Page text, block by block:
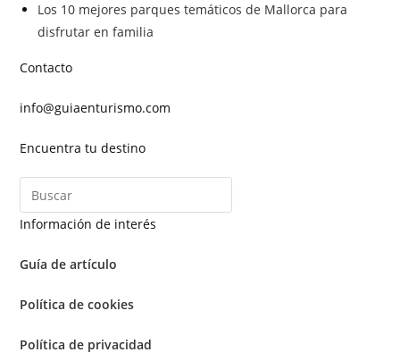
Los 10 mejores parques temáticos de Mallorca para
disfrutar en familia
Contacto
info@guiaenturismo.com
Encuentra tu destino
Información de interés
Guía de artículo
Política de cookies
Política de privacidad